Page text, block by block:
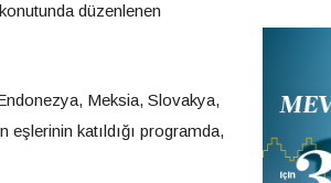
düzenlenen
Meksia, Slovakya,
katıldığı programda,